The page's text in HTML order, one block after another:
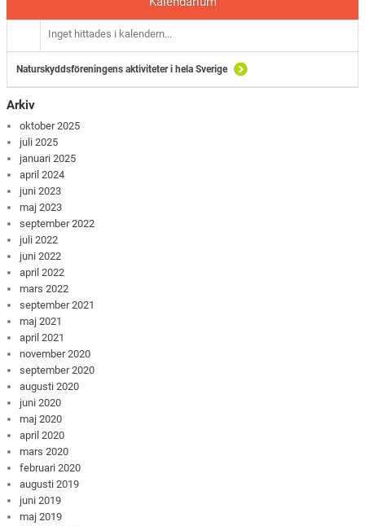
Inget hittades i kalendern...
Naturskyddsföreningens aktiviteter i hela Sverige
Arkiv
oktober 2025
juli 2025
januari 2025
april 2024
juni 2023
maj 2023
september 2022
juli 2022
juni 2022
april 2022
mars 2022
september 2021
maj 2021
april 2021
november 2020
september 2020
augusti 2020
juni 2020
maj 2020
april 2020
mars 2020
februari 2020
augusti 2019
juni 2019
maj 2019